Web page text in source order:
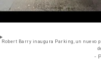
Robert Barry inaugura Parking, un nuevo
-